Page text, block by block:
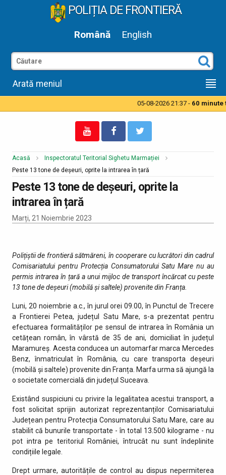
POLIȚIA DE FRONTIERĂ
Română English
Arată meniul
05-08-2026 21:37 - 60 minute
Acasă
Inspectoratul Teritorial Sighetu Marmației
Peste 13 tone de deșeuri, oprite la intrarea în țară
Peste 13 tone de deșeuri, oprite la
intrarea în țară
Marți, 21 Noiembrie 2023
Polițiștii de frontieră sătmăreni, în cooperare cu lucrători din cadrul
Comisariatului pentru Protecția Consumatorului Satu Mare nu au
permis intrarea în țară a unuimijloc de transport încărcat cu peste
13 tone dedeșeuri (mobilă și saltele) provenite din Franța
Luni, 20 noiembrie a.c., în jurul orei 09.00, în Punctul de Trecere
a Frontierei Petea, județul Satu Mare, s-a prezentat pentru
efectuarea formalităților pe sensul de intrarea în România un
cetățean român, în vârstă de 35 de ani, domiciliat în județul
Maramureș. Acesta conducea un automarfar marca Mercedes
Benz, înmatriculat în România, cu care transporta deșeuri
(mobilă și saltele) provenite din Franța. Marfa urma să ajungă la
o societate comercială din județul Suceava.
Existând suspiciuni cu privire la legalitatea acestui transport, a
fost solicitat sprijin autorizat reprezentanților Comisariatului
Județean pentru Protecția Consumatorului Satu Mare, care au
stabilit că bunurile transportate - în total 13.500 kilograme - nu
pot intra pe teritoriul României, întrucât nu sunt îndeplinite
condițiile legale.
Drept urmare, autoritățile de control au dispus nepermiterea